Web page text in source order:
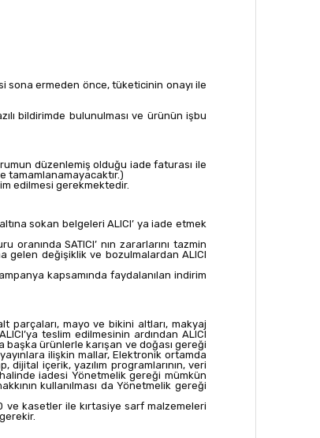
sona ermeden önce, tüketicinin onayı ile
bildirimde bulunulması ve ürünün işbu
düzenlemiş olduğu iade faturası ile
tamamlanamayacaktır.)
edilmesi gerekmektedir.
sokan belgeleri ALICI’ ya iade etmek
SATICI’ nın zararlarını tazmin
gelen değişiklik ve bozulmalardan ALICI
kapsamında faydalanılan indirim
parçaları, mayo ve bikini altları, makyaj
teslim edilmesinin ardından ALICI
başka ürünlerle karışan ve doğası gereği
ilişkin mallar, Elektronik ortamda
içerik, yazılım programlarının, veri
iadesi Yönetmelik gereği mümkün
kullanılması da Yönetmelik gereği
ve kasetler ile kırtasiye sarf malzemeleri